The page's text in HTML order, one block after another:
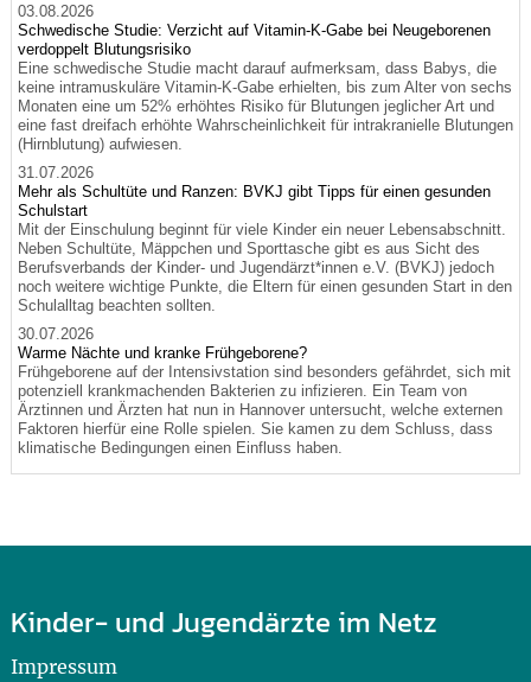
03.08.2026
Schwedische Studie: Verzicht auf Vitamin-K-Gabe bei Neugeborenen
verdoppelt Blutungsrisiko
Eine schwedische Studie macht darauf aufmerksam, dass Babys, die
keine intramuskuläre Vitamin-K-Gabe erhielten, bis zum Alter von sechs
Monaten eine um 52% erhöhtes Risiko für Blutungen jeglicher Art und
eine fast dreifach erhöhte Wahrscheinlichkeit für intrakranielle Blutungen
(Hirnblutung) aufwiesen.
31.07.2026
Mehr als Schultüte und Ranzen: BVKJ gibt Tipps für einen gesunden
Schulstart
Mit der Einschulung beginnt für viele Kinder ein neuer Lebensabschnitt.
Neben Schultüte, Mäppchen und Sporttasche gibt es aus Sicht des
Berufsverbands der Kinder- und Jugendärzt*innen e.V. (BVKJ) jedoch
noch weitere wichtige Punkte, die Eltern für einen gesunden Start in den
Schulalltag beachten sollten.
30.07.2026
Warme Nächte und kranke Frühgeborene?
Frühgeborene auf der Intensivstation sind besonders gefährdet, sich mit
potenziell krankmachenden Bakterien zu infizieren. Ein Team von
Ärztinnen und Ärzten hat nun in Hannover untersucht, welche externen
Faktoren hierfür eine Rolle spielen. Sie kamen zu dem Schluss, dass
klimatische Bedingungen einen Einfluss haben.
Kinder- und Jugendärzte im Netz
Impressum